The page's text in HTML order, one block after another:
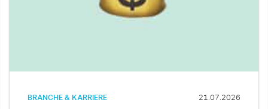
BRANCHE & KARRIERE 21.07.2026